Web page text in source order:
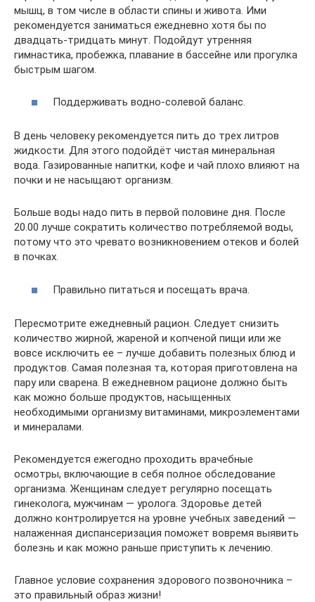
мышц, в том числе в области спины и живота. Ими
рекомендуется заниматься ежедневно хотя бы по
двадцать-тридцать минут. Подойдут утренняя
гимнастика, пробежка, плавание в бассейне или прогулка
быстрым шагом.
Поддерживать водно-солевой баланс.
В день человеку рекомендуется пить до трех литров
жидкости. Для этого подойдёт чистая минеральная
вода. Газированные напитки, кофе и чай плохо влияют на
почки и не насыщают организм.
Больше воды надо пить в первой половине дня. После
20.00 лучше сократить количество потребляемой воды,
потому что это чревато возникновением отеков и болей
в почках.
Правильно питаться и посещать врача.
Пересмотрите ежедневный рацион. Следует снизить
количество жирной, жареной и копченой пищи или же
вовсе исключить ее – лучше добавить полезных блюд и
продуктов. Самая полезная та, которая приготовлена на
пару или сварена. В ежедневном рационе должно быть
как можно больше продуктов, насыщенных
необходимыми организму витаминами, микроэлементами
и минералами.
Рекомендуется ежегодно проходить врачебные
осмотры, включающие в себя полное обследование
организма. Женщинам следует регулярно посещать
гинеколога, мужчинам — уролога. Здоровье детей
должно контролируется на уровне учебных заведений —
налаженная диспансеризация поможет вовремя выявить
болезнь и как можно раньше приступить к лечению.
Главное условие сохранения здорового позвоночника –
это правильный образ жизни!